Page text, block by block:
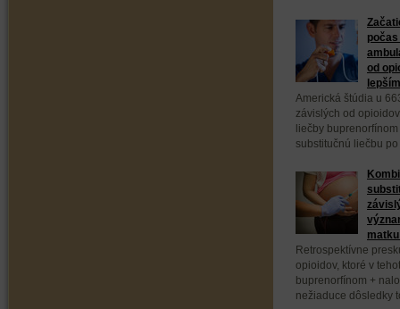
od
Americká štúdia u
závislých od
liečby
substitučnú liečbu
Retrospektívne
opioidov, ktoré v
buprenorfínom +
nežiaduce dôsledky